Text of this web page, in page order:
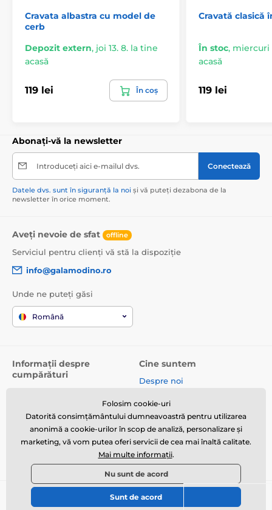
Cravata albastra cu model de
cerb
Depozit extern, joi 13. 8. la tine
acasă
119 lei În coș
Cravată clasică
În stoc, miercuri
acasă
119 lei
Abonați-vă la newsletter
Introduceți aici e-mailul dvs. Conectează
Datele dvs. sunt în siguranță la noi și vă puteți dezabona de la
newsletter în orice moment.
Aveți nevoie de sfat offline
Serviciul pentru clienți vă stă la dispoziție
info@galamodino.ro
Unde ne puteți găsi
Română
Informații despre
cumpărături
Returnare produse și
reclamații
Politica de confidențialitate
Cine suntem
Despre noi
Parteneriat cu Galamodino
© 2026 www.galamodino.ro ⦁ E-shop creat de
Folosim cookie-uri
Datorită consimțământului dumneavoastră pentru utilizarea
anonimă a cookie-urilor în scop de analiză, personalizare și
marketing, vă vom putea oferi servicii de cea mai înaltă calitate.
Mai multe informații.
Nu sunt de acord
Sunt de acord